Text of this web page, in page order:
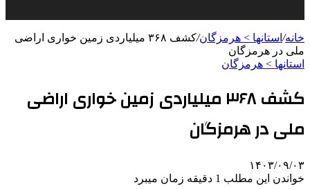
خانه/ استانها > هرمزگان/
کشف ۳۶۸ میلیاردی زمین خواری اراضی
ملی در هرمزگان
استانها > هرمزگان
کشف ۳۶۸ میلیاردی زمین خواری اراضی
ملی در هرمزگان
۱۴۰۳/۰۹/۰۳
خواندن این مطلب 1 دقیقه زمان میبرد